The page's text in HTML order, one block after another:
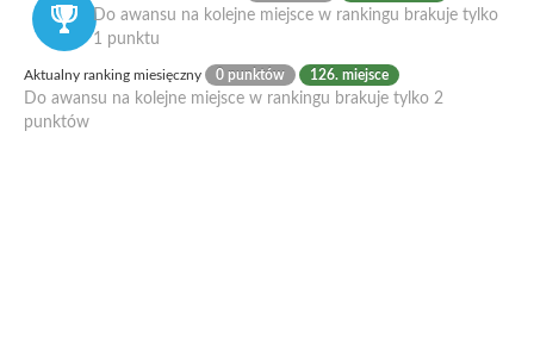
Do awansu na kolejne miejsce w rankingu brakuje tylko
1 punktu
Aktualny ranking miesięczny 0 punktów 126. miejsce
Do awansu na kolejne miejsce w rankingu brakuje tylko 2
punktów